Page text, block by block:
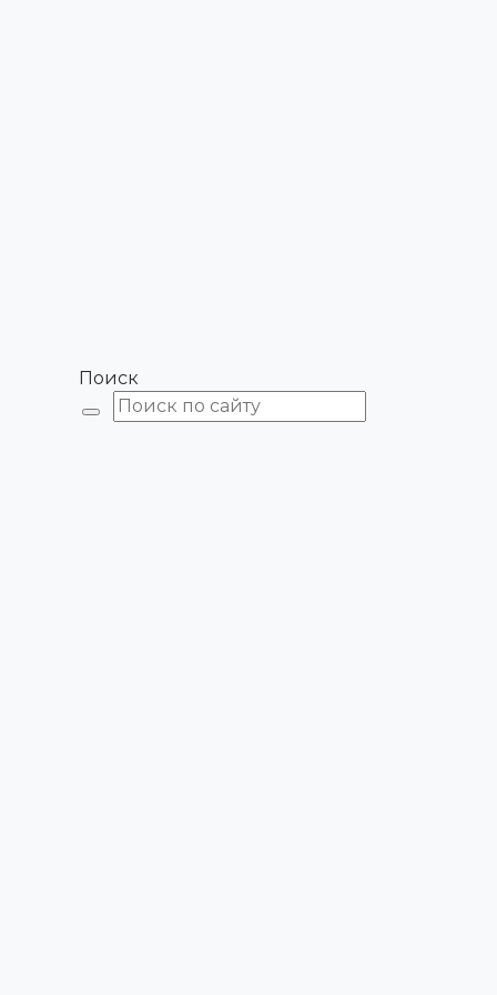
Поиск